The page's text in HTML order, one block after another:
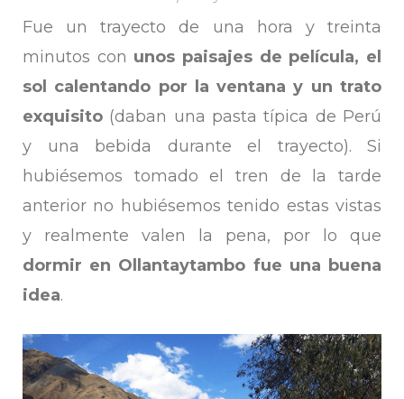
Fue un trayecto de una hora y treinta
minutos con unos paisajes de película, el
sol calentando por la ventana y un trato
exquisito (daban una pasta típica de Perú
y una bebida durante el trayecto). Si
hubiésemos tomado el tren de la tarde
anterior no hubiésemos tenido estas vistas
y realmente valen la pena, por lo que
dormir en Ollantaytambo fue una buena
idea.